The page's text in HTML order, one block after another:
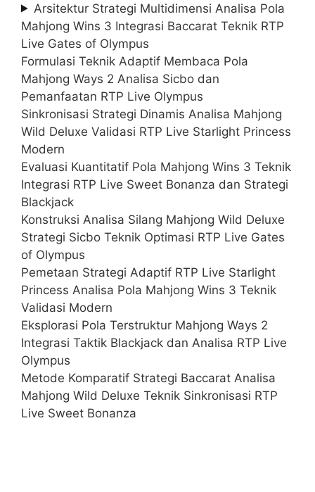
Arsitektur Strategi Multidimensi Analisa Pola
Mahjong Wins 3 Integrasi Baccarat Teknik RTP
Live Gates of Olympus
Formulasi Teknik Adaptif Membaca Pola
Mahjong Ways 2 Analisa Sicbo dan
Pemanfaatan RTP Live Olympus
Sinkronisasi Strategi Dinamis Analisa Mahjong
Wild Deluxe Validasi RTP Live Starlight Princess
Modern
Evaluasi Kuantitatif Pola Mahjong Wins 3 Teknik
Integrasi RTP Live Sweet Bonanza dan Strategi
Blackjack
Konstruksi Analisa Silang Mahjong Wild Deluxe
Strategi Sicbo Teknik Optimasi RTP Live Gates
of Olympus
Pemetaan Strategi Adaptif RTP Live Starlight
Princess Analisa Pola Mahjong Wins 3 Teknik
Validasi Modern
Eksplorasi Pola Terstruktur Mahjong Ways 2
Integrasi Taktik Blackjack dan Analisa RTP Live
Olympus
Metode Komparatif Strategi Baccarat Analisa
Mahjong Wild Deluxe Teknik Sinkronisasi RTP
Live Sweet Bonanza